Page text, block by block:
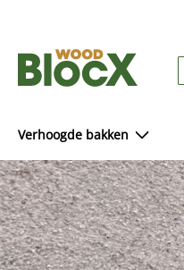
Verhoogde bakken